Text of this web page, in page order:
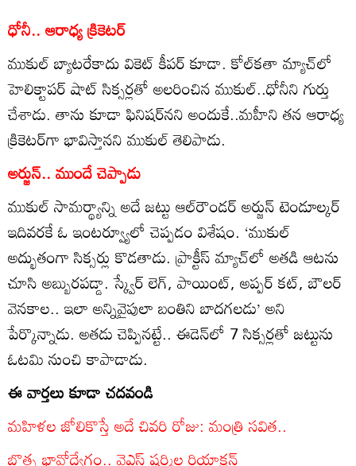
ధోనీ.. ఆరాధ్య క్రికెటర్‌
ముకుల్‌ బ్యాటరేకాదు వికెట్‌ కీపర్‌ కూడా. కోల్‌కతా మ్యాచ్‌లో
హెలిక్టాపర్‌ షాట్‌ సిక్సర్లతో అలరించిన ముకుల్‌..ధోనీని గుర్తు
చేశాడు. తాను కూడా ఫినిషర్‌నని అందుకే..మహీని తన ఆరాధ్య
క్రికెటర్‌గా భావిస్తానని ముకుల్‌ తెలిపాడు.
అర్జున్‌.. ముందే చెప్పాడు
ముకుల్‌ సామర్థ్యాన్ని అదే జట్టు ఆల్‌రౌండర్‌ అర్జున్‌ టెండూల్కర్‌
ఇదివరకే ఓ ఇంటర్వ్యూలో చెప్పడం విశేషం. ‘ముకుల్‌
అద్భుతంగా సిక్సర్లు కొడతాడు. ప్రాక్టీస్‌ మ్యాచ్‌లో అతడి ఆటను
చూసి అబ్బురపడ్డా. స్క్వేర్‌ లెగ్‌, పాయింట్‌, అప్పర్‌ కట్‌, బౌలర్‌
వెనకాల.. ఇలా అన్నివైపులా బంతిని బాదగలడు’ అని
పేర్కొన్నాడు. అతడు చెప్పినట్టే.. ఈడెన్‌లో 7 సిక్సర్లతో జట్టును
ఓటమి నుంచి కాపాడాడు.
ఈ వార్తలు కూడా చదవండి
మహిళల జోలికొస్తే అదే చివరి రోజు: మంత్రి సవిత..
బొత్స భావోద్వేగం.. వైఎస్ షర్మిల రియాక్షన్